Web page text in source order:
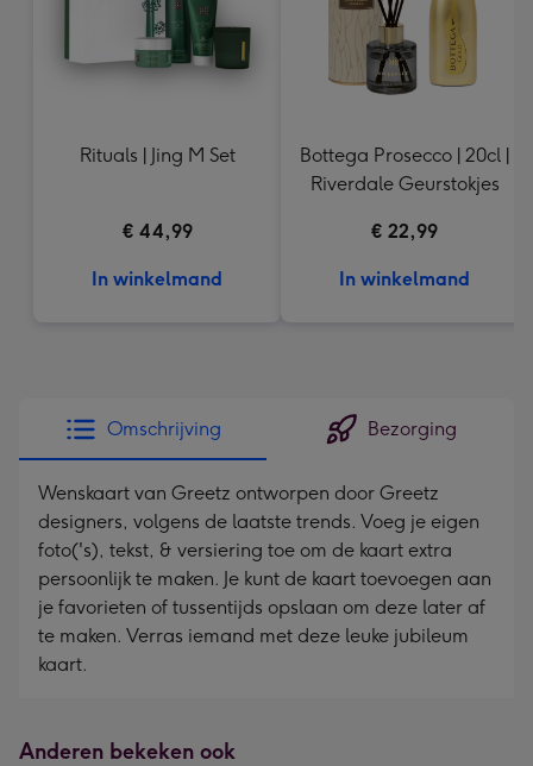
Rituals | Jing M Set
€ 44,99
In winkelmand
Bottega Prosecco | 20cl |
Riverdale Geurstokjes
€ 22,99
In winkelmand
Omschrijving Bezorging
Wenskaart van Greetz ontworpen door Greetz
designers, volgens de laatste trends. Voeg je eigen
foto('s), tekst, & versiering toe om de kaart extra
persoonlijk te maken. Je kunt de kaart toevoegen aan
je favorieten of tussentijds opslaan om deze later af
te maken. Verras iemand met deze leuke jubileum
kaart.
Anderen bekeken ook